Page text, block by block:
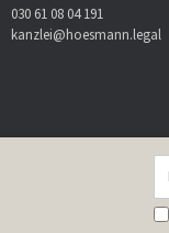
030 61 08 04 191
kanzlei@hoesmann.legal